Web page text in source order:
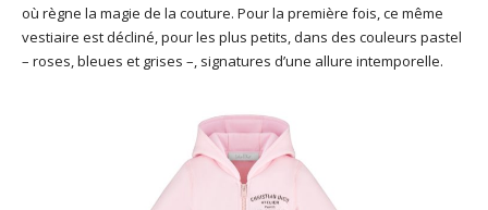
où règne la magie de la couture. Pour la première fois, ce même
vestiaire est décliné, pour les plus petits, dans des couleurs pastel
– roses, bleues et grises –, signatures d’une allure intemporelle.